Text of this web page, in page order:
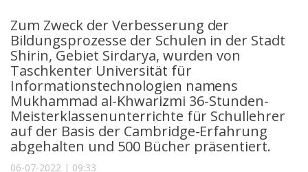
Zum Zweck der Verbesserung der
Bildungsprozesse der Schulen in der Stadt
Shirin, Gebiet Sirdarya, wurden von
Taschkenter Universität für
Informationstechnologien namens
Mukhammad al-Khwarizmi 36-Stunden-
Meisterklassenunterrichte für Schullehrer
auf der Basis der Cambridge-Erfahrung
abgehalten und 500 Bücher präsentiert.
06-07-2022 | 09:33